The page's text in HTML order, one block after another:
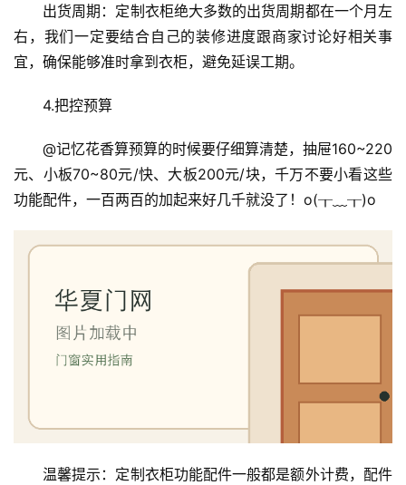
套
安
装
修
业
出货周期：定制衣柜绝大多数的出货周期都在一个月左
右，我们一定要结合自己的装修进度跟商家讨论好相关事
宜，确保能够准时拿到衣柜，避免延误工期。
4.把控预算
@记忆花香算预算的时候要仔细算清楚，抽屉160~220
元、小板70~80元/快、大板200元/块，千万不要小看这些
功能配件，一百两百的加起来好几千就没了！o(╥﹏╥)o
温馨提示：定制衣柜功能配件一般都是额外计费，配件